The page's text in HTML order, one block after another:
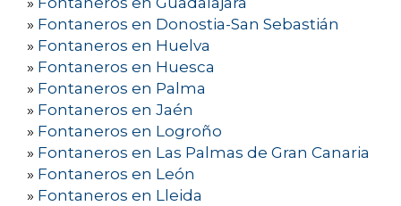
» Fontaneros en Donostia-San Sebastián
» Fontaneros en Huelva
» Fontaneros en Huesca
» Fontaneros en Palma
» Fontaneros en Jaén
» Fontaneros en Logroño
» Fontaneros en Las Palmas de Gran Canaria
» Fontaneros en León
» Fontaneros en Lleida